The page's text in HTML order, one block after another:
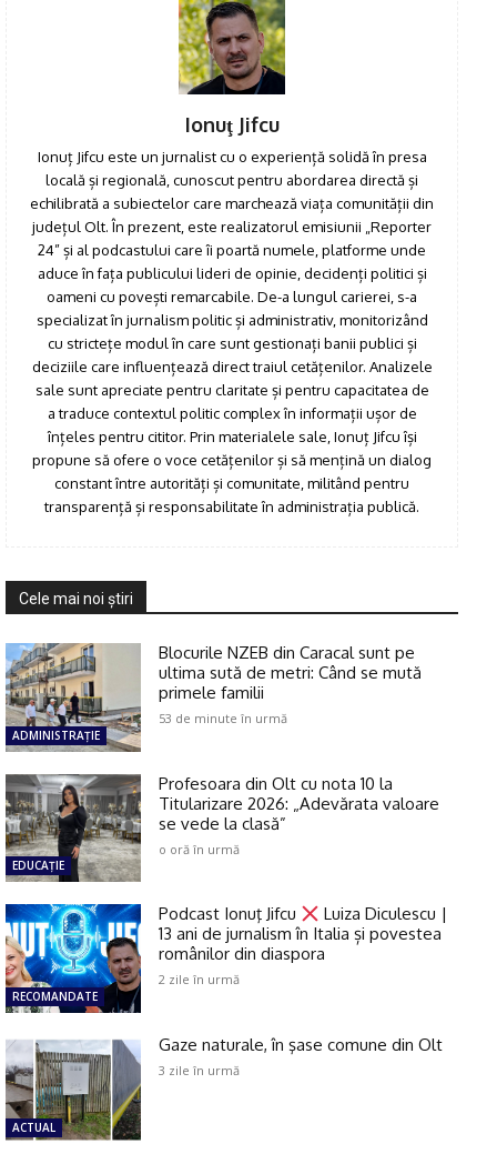
Click pe imagine
Ionuţ Jifcu
Ionuț Jifcu este un jurnalist cu o experiență solidă în presa
locală și regională, cunoscut pentru abordarea directă și
echilibrată a subiectelor care marchează viața comunității din
județul Olt. În prezent, este realizatorul emisiunii „Reporter
24” și al podcastului care îi poartă numele, platforme unde
aduce în fața publicului lideri de opinie, decidenți politici și
oameni cu povești remarcabile. De-a lungul carierei, s-a
specializat în jurnalism politic și administrativ, monitorizând
cu strictețe modul în care sunt gestionați banii publici și
deciziile care influențează direct traiul cetățenilor. Analizele
sale sunt apreciate pentru claritate și pentru capacitatea de
a traduce contextul politic complex în informații ușor de
înțeles pentru cititor. Prin materialele sale, Ionuț Jifcu își
propune să ofere o voce cetățenilor și să mențină un dialog
constant între autorități și comunitate, militând pentru
transparență și responsabilitate în administrația publică.
Cele mai noi ştiri
ADMINISTRAŢIE
Blocurile NZEB din Caracal sunt pe
ultima sută de metri: Când se mută
primele familii
53 de minute în urmă
EDUCAŢIE
Profesoara din Olt cu nota 10 la
Titularizare 2026: „Adevărata valoare
se vede la clasă”
o oră în urmă
RECOMANDATE
Podcast Ionuţ Jifcu
Luiza Diculescu |
13 ani de jurnalism în Italia și povestea
românilor din diaspora
2 zile în urmă
ACTUAL
Gaze naturale, în şase comune din Olt
3 zile în urmă